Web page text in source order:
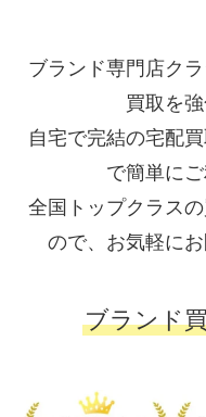
ブランド専門店ク
買取を
自宅で完結の宅配
で簡単に
全国トップクラス
ので、お気軽に
ブランド